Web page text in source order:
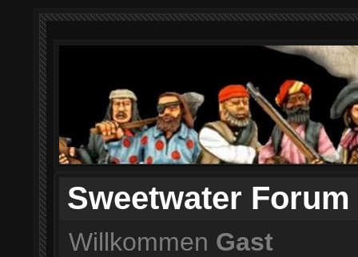
Sweetwater Forum
Willkommen Gast